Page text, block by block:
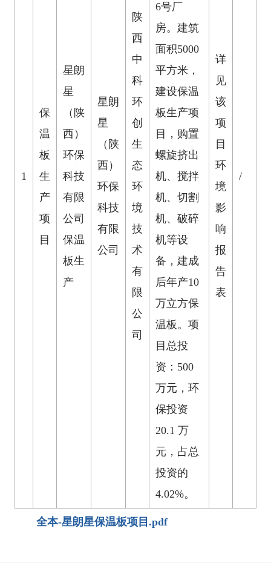
1
保
温
板
生
产
项
目
星朗
星
（陕
西）
环保
科技
有限
公司
保温
板生
产
星朗
星
（陕
西）
环保
科技
有限
公司
陕
西
中
科
环
创
生
态
环
境
技
术
有
限
公
司
6号厂
房。建筑
面积5000
平方米，
建设保温
板生产项
目，购置
螺旋挤出
机、搅拌
机、切割
机、破碎
机等设
备，建成
后年产10
万立方保
温板。项
目总投
资：500
万元，环
保投资
20.1 万
元，占总
投资的
4.02%。
详
见
该
项
目
环
境
影
响
报
告
表
/
全本-星朗星保温板项目.pdf